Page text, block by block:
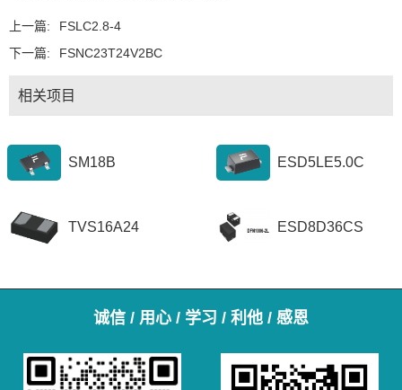
上一篇:
FSLC2.8-4
下一篇:
FSNC23T24V2BC
相关项目
SM18B ESD5LE5.0C
TVS16A24 ESD8D36CS
诚信 / 用心 / 学习 / 利他 / 感恩